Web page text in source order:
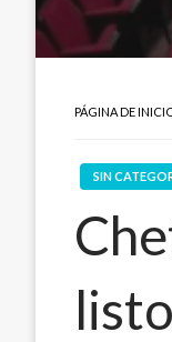
PÁGINA DE
SIN